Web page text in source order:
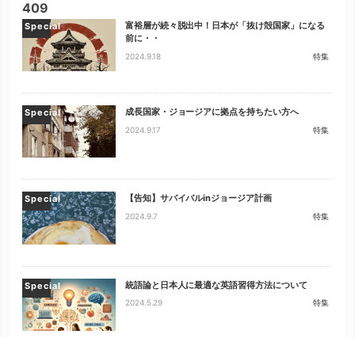
409
Special
富裕層が続々脱出中！日本が「抜け殻国家」になる
前に・・
2024.9.18 特集
Special 成長国家・ジョージアに拠点を持ちたい方へ
2024.9.17 特集
Special 【告知】サバイバルinジョージア計画
2024.9.7 特集
Special 統語論と日本人に最適な英語習得方法について
2024.5.29 特集